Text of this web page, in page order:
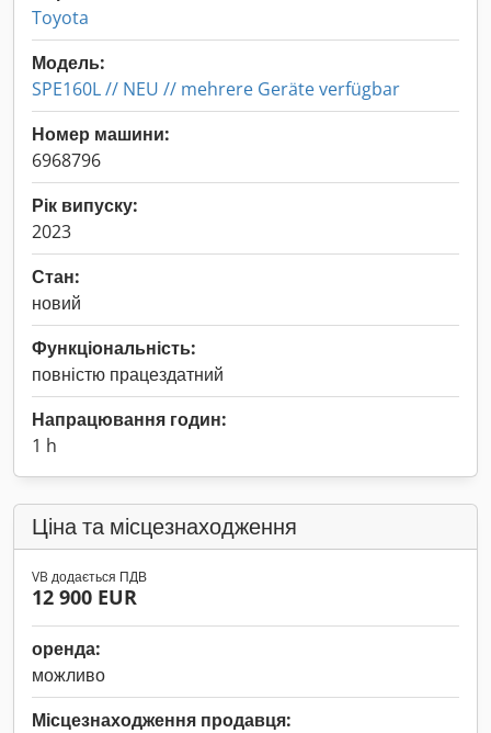
Toyota
Модель:
SPE160L // NEU // mehrere Geräte verfügbar
Номер машини:
6968796
Рік випуску:
2023
Стан:
новий
Функціональність:
повністю працездатний
Напрацювання годин:
1 h
Ціна та місцезнаходження
VB додається ПДВ
12 900 EUR
оренда:
можливо
Місцезнаходження продавця: